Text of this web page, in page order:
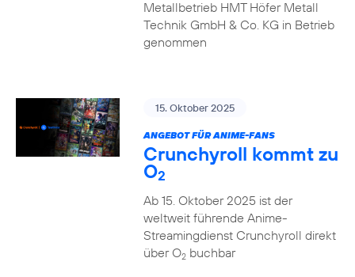
Metallbetrieb HMT Höfer Metall
Technik GmbH & Co. KG in Betrieb
genommen
15. Oktober 2025
ANGEBOT FÜR ANIME-FANS
Crunchyroll kommt zu
O2
Ab 15. Oktober 2025 ist der
weltweit führende Anime-
Streamingdienst Crunchyroll direkt
über O2buchbar